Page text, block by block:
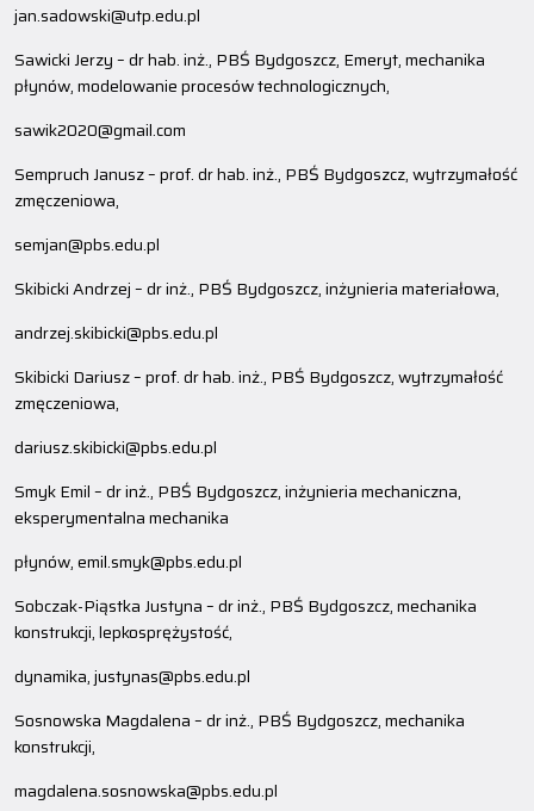
jan.sadowski@utp.edu.pl
Sawicki Jerzy – dr hab. inż., PBŚ Bydgoszcz, Emeryt, mechanika
płynów, modelowanie procesów technologicznych,
sawik2020@gmail.com
Sempruch Janusz – prof. dr hab. inż., PBŚ Bydgoszcz, wytrzymałość
zmęczeniowa,
semjan@pbs.edu.pl
Skibicki Andrzej – dr inż., PBŚ Bydgoszcz, inżynieria materiałowa,
andrzej.skibicki@pbs.edu.pl
Skibicki Dariusz – prof. dr hab. inż., PBŚ Bydgoszcz, wytrzymałość
zmęczeniowa,
dariusz.skibicki@pbs.edu.pl
Smyk Emil – dr inż., PBŚ Bydgoszcz, inżynieria mechaniczna,
eksperymentalna mechanika
płynów, emil.smyk@pbs.edu.pl
Sobczak-Piąstka Justyna – dr inż., PBŚ Bydgoszcz, mechanika
konstrukcji, lepkosprężystość,
dynamika, justynas@pbs.edu.pl
Sosnowska Magdalena – dr inż., PBŚ Bydgoszcz, mechanika
konstrukcji,
magdalena.sosnowska@pbs.edu.pl